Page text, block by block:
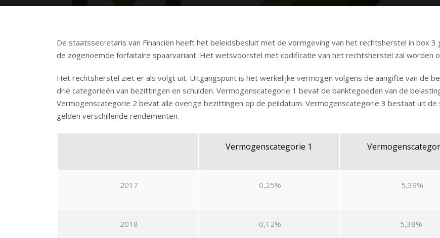
De staatssecretaris van Financiën heeft het beleidsbesluit met de vormgeving van het rechtsherstel in box
de zogenoemde forfaitaire spaarvariant. Het wetsvoorstel met codificatie van het rechtsherstel zal worden
Het rechtsherstel ziet er als volgt uit. Uitgangspunt is het werkelijke vermogen volgens de aangifte van de
drie categorieën van bezittingen en schulden. Vermogenscategorie 1 bevat de banktegoeden van de
Vermogenscategorie 2 bevat alle overige bezittingen op de peildatum. Vermogenscategorie 3 bestaat uit
gelden verschillende rendementen.
Vermogenscategorie 1
2017 0,25% 5,39%
2018 0,12% 5,38%